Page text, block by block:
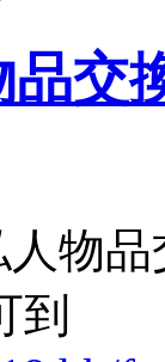
品交
物
到